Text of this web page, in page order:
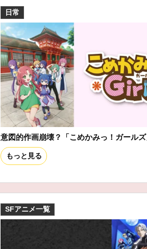
日常
意図的作画崩壊？「こめかみっ！ガール
もっと見る
SFアニメ一覧